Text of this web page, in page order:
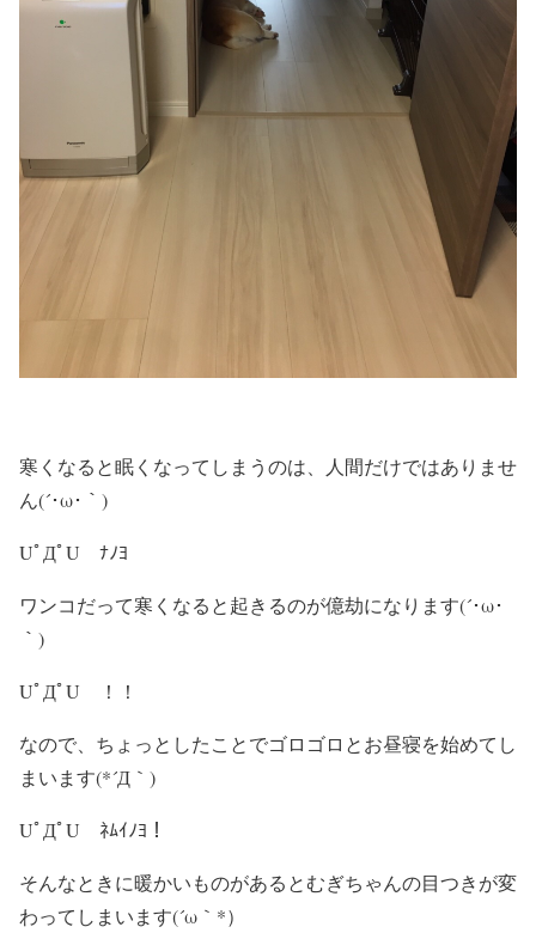
寒くなると眠くなってしまうのは、人間だけではありませ
ん(´･ω･｀)
UﾟДﾟU ﾅﾉﾖ
ワンコだって寒くなると起きるのが億劫になります(´･ω･
｀)
UﾟДﾟU ！！
なので、ちょっとしたことでゴロゴロとお昼寝を始めてし
まいます(*´Д｀)
UﾟДﾟU ﾈﾑｲﾉﾖ！
そんなときに暖かいものがあるとむぎちゃんの目つきが変
わってしまいます(´ω｀*）